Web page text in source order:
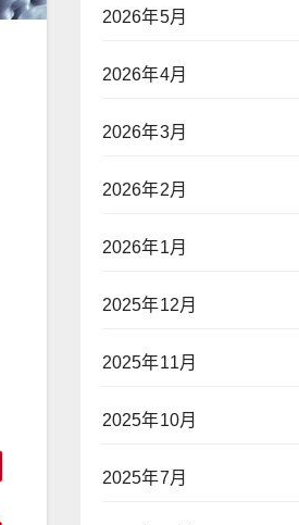
2026年5月
2026年4月
2026年3月
2026年2月
2026年1月
2025年12月
2025年11月
2025年10月
2025年7月